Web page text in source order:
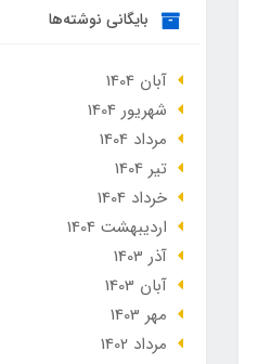
بایگانی نوشته‌ها
آبان 1404
شهریور 1404
مرداد 1404
تير 1404
خرداد 1404
ارديبهشت 1404
آذر 1403
آبان 1403
مهر 1403
مرداد 1402